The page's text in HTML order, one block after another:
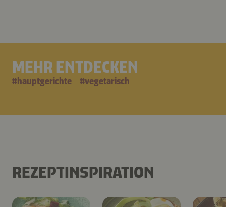
MEHR ENTDECKEN
#hauptgerichte #vegetarisch
REZEPTINSPIRATION